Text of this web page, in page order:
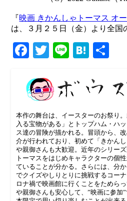
『映画 きかんしゃトーマス オ
は、３月２５日（金）より全国
Facebook
TwitterLineHatena
本作の舞台は、イースターのお祭り
入る宝物がある」とトップハム・ハ
ス達の冒険が描かれる。冒頭から、
介が行われており、初めて「きかん
や親御さんも大歓迎。近年のシリー
トーマスをはじめキャラクターの個
ていることが分かる。さらには、分
でクイズやしりとりに挑戦するコー
ロナ禍で映画館に行くことをためら
や親御さんも安心して、”映画に参加